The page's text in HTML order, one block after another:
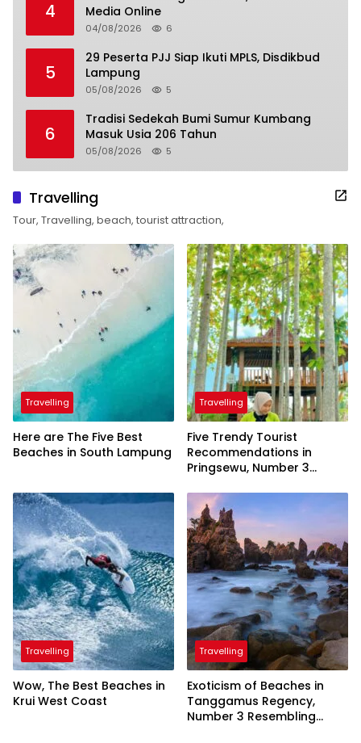
4
Media Online
04/08/2026 6
5
29 Peserta PJJ Siap Ikuti MPLS, Disdikbud
Lampung
05/08/2026 5
6
Tradisi Sedekah Bumi Sumur Kumbang
Masuk Usia 206 Tahun
05/08/2026 5
Travelling
Tour, Travelling, beach, tourist attraction,
Travelling
Here are The Five Best
Beaches in South Lampung
Travelling
Five Trendy Tourist
Recommendations in
Pringsewu, Number 3
President
Travelling
Wow, The Best Beaches in
Krui West Coast
Travelling
Exoticism of Beaches in
Tanggamus Regency,
Number 3 Resembling